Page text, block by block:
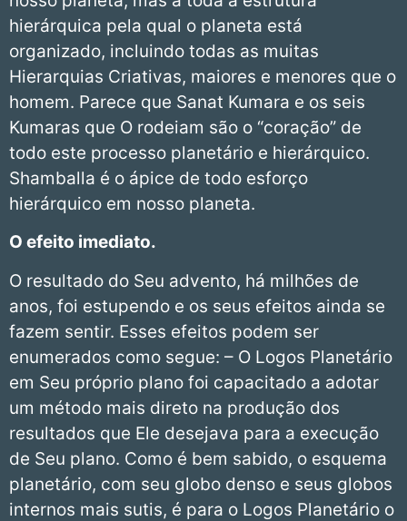
hierárquica pela qual o planeta está
organizado, incluindo todas as muitas
Hierarquias Criativas, maiores e menores que o
homem. Parece que Sanat Kumara e os seis
Kumaras que O rodeiam são o “coração” de
todo este processo planetário e hierárquico.
Shamballa é o ápice de todo esforço
hierárquico em nosso planeta.
O efeito imediato.
O resultado do Seu advento, há milhões de
anos, foi estupendo e os seus efeitos ainda se
fazem sentir. Esses efeitos podem ser
enumerados como segue: – O Logos Planetário
em Seu próprio plano foi capacitado a adotar
um método mais direto na produção dos
resultados que Ele desejava para a execução
de Seu plano. Como é bem sabido, o esquema
planetário, com seu globo denso e seus globos
internos mais sutis, é para o Logos Planetário o